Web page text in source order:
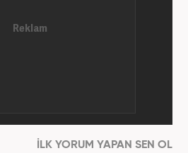
İLK YORUM YAPAN SEN OL